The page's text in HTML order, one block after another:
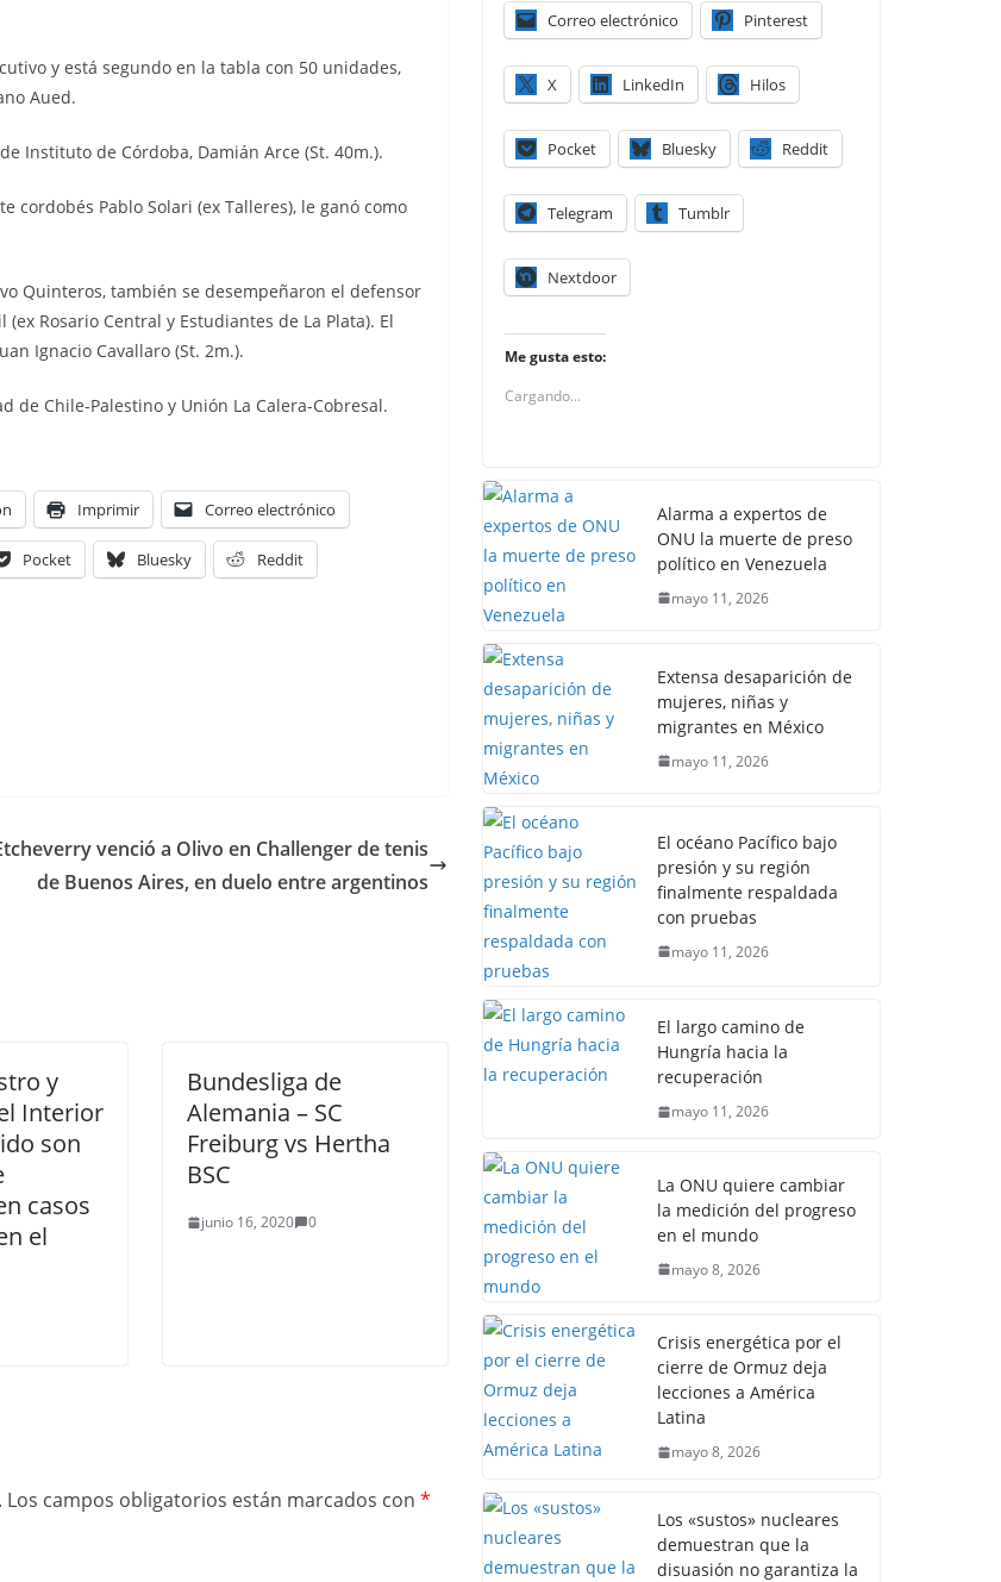
y está segundo en la tabla con 50 unidades,
Aued.
Instituto de Córdoba, Damián Arce (St. 40m.).
cordobés Pablo Solari (ex Talleres), le ganó como
Quinteros, también se desempeñaron el defensor
Rosario Central y Estudiantes de La Plata). El
Ignacio Cavallaro (St. 2m.).
de Chile-Palestino y Unión La Calera-Cobresal.
Imprimir Correo electrónico
Pocket Bluesky Reddit
venció a Olivo en Challenger de tenis
de Buenos Aires, en duelo entre argentinos
y
Interior
son
casos
el
Bundesliga de
Alemania – SC
Freiburg vs Hertha
BSC
junio 16, 2020 0
Los campos obligatorios están marcados con *
Correo electrónico Pinterest
X LinkedIn Hilos
Pocket Bluesky Reddit
Telegram Tumblr
Nextdoor
Me gusta esto:
Cargando...
Alarma a expertos de
ONU la muerte de preso
político en Venezuela
mayo 11, 2026
Extensa desaparición de
mujeres, niñas y
migrantes en México
mayo 11, 2026
El océano Pacífico bajo
presión y su región
finalmente respaldada
con pruebas
mayo 11, 2026
El largo camino de
Hungría hacia la
recuperación
mayo 11, 2026
La ONU quiere cambiar
la medición del progreso
en el mundo
mayo 8, 2026
Crisis energética por el
cierre de Ormuz deja
lecciones a América
Latina
mayo 8, 2026
Los «sustos» nucleares
demuestran que la
disuasión no garantiza la